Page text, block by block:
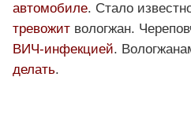
автомобиле. Стало
тревожит вологжан.
ВИЧ-инфекцией.
делать.